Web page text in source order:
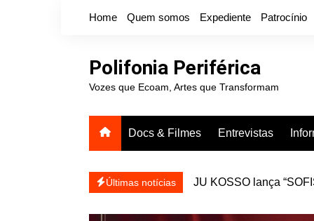
Home Quem somos Expediente Patrocínio
Polifonia Periférica
Vozes que Ecoam, Artes que Transformam
Docs & Filmes Entrevistas
Últimas notícias
ea coragem de se Projota relança a